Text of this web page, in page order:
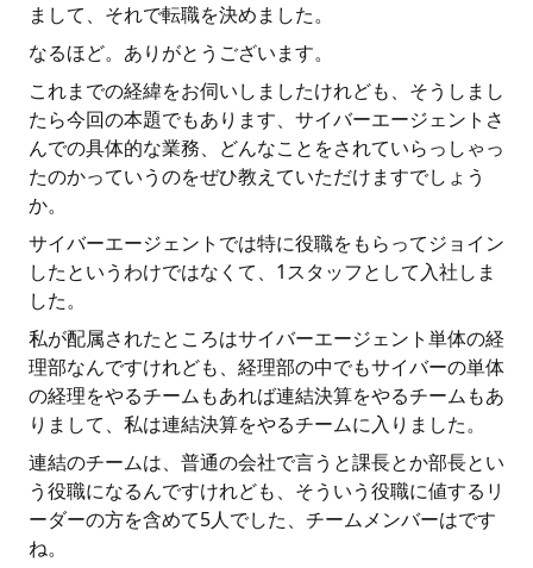
まして、それで転職を決めました。
なるほど。ありがとうございます。
これまでの経緯をお伺いしましたけれども、そうしまし
たら今回の本題でもあります、サイバーエージェントさ
んでの具体的な業務、どんなことをされていらっしゃっ
たのかっていうのをぜひ教えていただけますでしょう
か。
サイバーエージェントでは特に役職をもらってジョイン
したというわけではなくて、1スタッフとして入社しま
した。
私が配属されたところはサイバーエージェント単体の経
理部なんですけれども、経理部の中でもサイバーの単体
の経理をやるチームもあれば連結決算をやるチームもあ
りまして、私は連結決算をやるチームに入りました。
連結のチームは、普通の会社で言うと課長とか部長とい
う役職になるんですけれども、そういう役職に値するリ
ーダーの方を含めて5人でした、チームメンバーはです
ね。